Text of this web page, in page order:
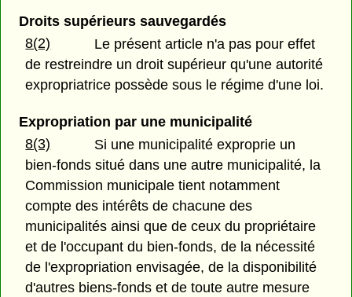
Droits supérieurs sauvegardés
8(2)
Le présent article n'a pas pour effet
de restreindre un droit supérieur qu'une autorité
expropriatrice possède sous le régime d'une loi.
Expropriation par une municipalité
8(3)
Si une municipalité exproprie un
bien-fonds situé dans une autre municipalité, la
Commission municipale tient notamment
compte des intérêts de chacune des
municipalités ainsi que de ceux du propriétaire
et de l'occupant du bien-fonds, de la nécessité
de l'expropriation envisagée, de la disponibilité
d'autres biens-fonds et de toute autre mesure